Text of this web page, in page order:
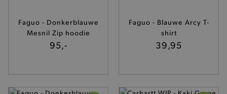
Faguo - Donkerblauwe
Mesnil Zip hoodie
95,-
Faguo - Blauwe Arcy T-
shirt
39,95